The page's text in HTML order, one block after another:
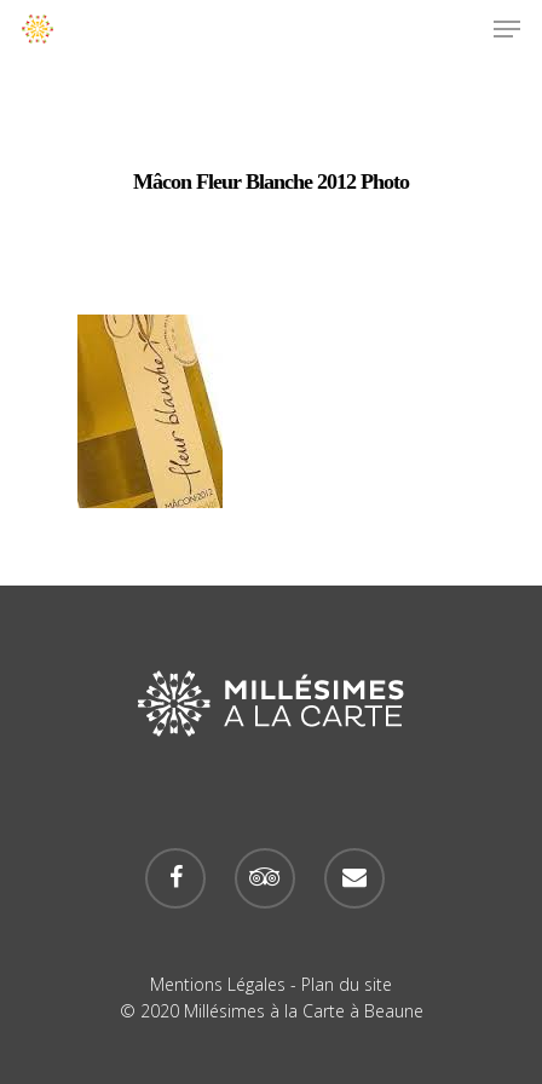
Mâcon Fleur Blanche 2012 Photo
Mentions Légales - Plan du site
© 2020 Millésimes à la Carte à Beaune